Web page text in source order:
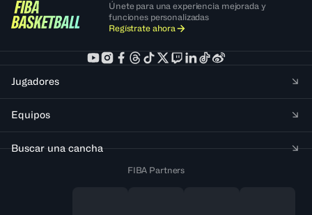
Únete para una experiencia mejorada y
funciones personalizadas
Regístrate ahora
Jugadores
Equipos
Buscar una cancha
FIBA Partners